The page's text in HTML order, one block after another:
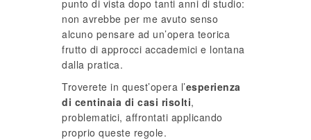
punto di vista dopo tanti anni di studio:
non avrebbe per me avuto senso
alcuno pensare ad un’opera teorica
frutto di approcci accademici e lontana
dalla pratica.
Troverete in quest’opera l’esperienza
di centinaia di casi risolti,
problematici, affrontati applicando
proprio queste regole.